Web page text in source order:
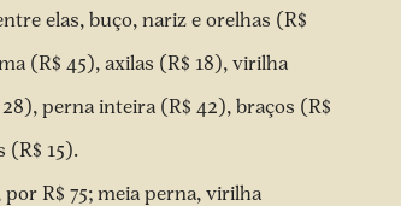
elas, buço, nariz e orelhas (R$
(R$ 45), axilas (R$ 18), virilha
perna inteira (R$ 42), braços (R$
(R$ 15).
R$ 75; meia perna, virilha